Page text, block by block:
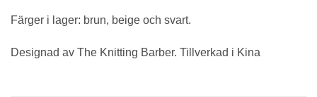
Färger i lager: brun, beige och svart.
Designad av The Knitting Barber. Tillverkad i Kina